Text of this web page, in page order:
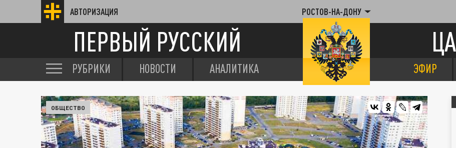
АВТОРИЗАЦИЯ РОСТОВ-НА-ДОНУ
ПЕРВЫЙ РУССКИЙ
РУБРИКИ НОВОСТИ АНАЛИТИКА ЭФИР
ОБЩЕСТВО